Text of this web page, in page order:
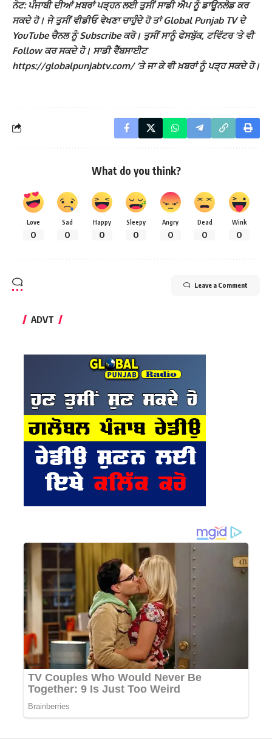
ਨੋਟ: ਪੰਜਾਬੀ ਦੀਆਂ ਖ਼ਬਰਾਂ ਪੜ੍ਹਨ ਲਈ ਤੁਸੀਂ ਸਾਡੀ ਐਪ ਨੂੰ ਡਾਊਨਲੋਡ ਕਰ
ਸਕਦੇ ਹੋ। ਜੇ ਤੁਸੀਂ ਵੀਡੀਓ ਵੇਖਣਾ ਚਾਹੁੰਦੇ ਹੋ ਤਾਂ Global Punjab TV ਦੇ
YouTube ਚੈਨਲ ਨੂੰ Subscribe ਕਰੋ। ਤੁਸੀਂ ਸਾਨੂੰ ਫੇਸਬੁੱਕ, ਟਵਿੱਟਰ ‘ਤੇ ਵੀ
Follow ਕਰ ਸਕਦੇ ਹੋ। ਸਾਡੀ ਵੈੱਬਸਾਈਟ
https://globalpunjabtv.com/ ‘ਤੇ ਜਾ ਕੇ ਵੀ ਖ਼ਬਰਾਂ ਨੂੰ ਪੜ੍ਹ ਸਕਦੇ ਹੋ।
What do you think?
Love
0
Sad
0
Happy
0
Sleepy
0
Angry
0
Dead
0
Wink
0
Leave a Comment
ADVT